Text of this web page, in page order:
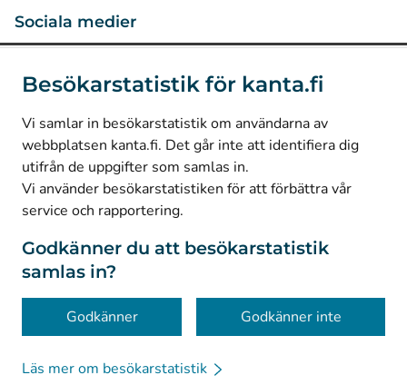
Besökarstatistik för kanta.fi
Vi samlar in besökarstatistik om användarna av
webbplatsen kanta.fi. Det går inte att identifiera dig
utifrån de uppgifter som samlas in.
Vi använder besökarstatistiken för att förbättra vår
service och rapportering.
Godkänner du att besökarstatistik
samlas in?
Godkänner Godkänner inte
Läs mer om besökarstatistik
Sociala medier
LinkedIn(Avautuu uuteen välilehteen)
Facebook
Avautuu uuteen välilehteen)
© Kanta-Palvelut, Kansaneläkelaitos
Dataskydd
Om webbplatsen
Tillgänglighet
Kakor